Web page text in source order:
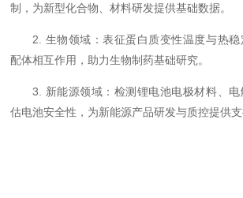
制，为新型化合物、材料研发提供基础数据。
2. 生物领域：表征蛋白质变性温度与热
配体相互作用，助力生物制药基础研究。
3. 新能源领域：检测锂电池电极材料、
估电池安全性，为新能源产品研发与质控提供支